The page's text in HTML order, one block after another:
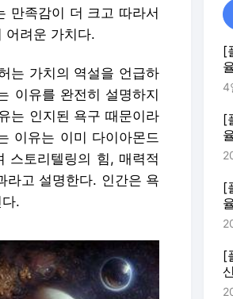
만족감이 더 크고 따라서
어려운 가치다.
는 가치의 역설을 언급하
이유를 완전히 설명하지
는 인지된 욕구 때문이라
이유는 이미 다이아몬드
스토리텔링의 힘, 매력적
라고 설명한다. 인간은 욕
.
[
4
[
[
[